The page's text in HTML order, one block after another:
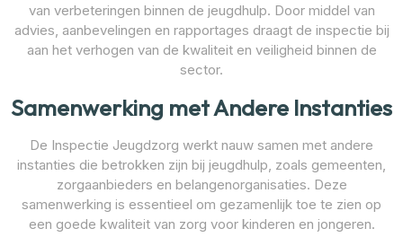
van verbeteringen binnen de jeugdhulp. Door middel van
advies, aanbevelingen en rapportages draagt de inspectie bij
aan het verhogen van de kwaliteit en veiligheid binnen de
sector.
Samenwerking met Andere Instanties
De Inspectie Jeugdzorg werkt nauw samen met andere
instanties die betrokken zijn bij jeugdhulp, zoals gemeenten,
zorgaanbieders en belangenorganisaties. Deze
samenwerking is essentieel om gezamenlijk toe te zien op
een goede kwaliteit van zorg voor kinderen en jongeren.